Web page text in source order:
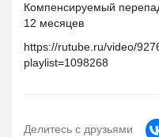
Компенсируемый
12 месяцев
https://rutube.ru/video/
playlist=1098268
Делитесь с друзьями